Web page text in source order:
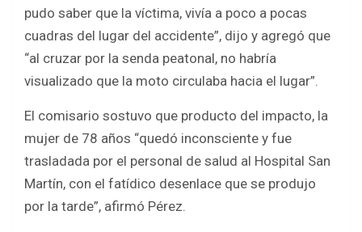
pudo saber que la víctima, vivía a poco a pocas
cuadras del lugar del accidente”, dijo y agregó que
“al cruzar por la senda peatonal, no habría
visualizado que la moto circulaba hacia el lugar”.
El comisario sostuvo que producto del impacto, la
mujer de 78 años “quedó inconsciente y fue
trasladada por el personal de salud al Hospital San
Martín, con el fatídico desenlace que se produjo
por la tarde”, afirmó Pérez.